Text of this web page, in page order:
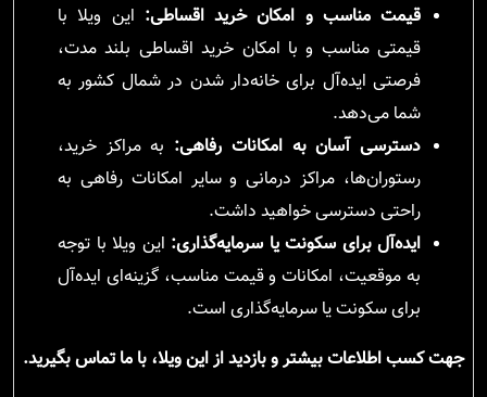
قیمت مناسب و امکان خرید اقساطی: این ویلا با
قیمتی مناسب و با امکان خرید اقساطی بلند مدت،
فرصتی ایده‌آل برای خانه‌دار شدن در شمال کشور به
شما می‌دهد.
دسترسی آسان به امکانات رفاهی: به مراکز خرید،
رستوران‌ها، مراکز درمانی و سایر امکانات رفاهی به
راحتی دسترسی خواهید داشت.
ایده‌آل برای سکونت یا سرمایه‌گذاری: این ویلا با توجه
به موقعیت، امکانات و قیمت مناسب، گزینه‌ای ایده‌آل
برای سکونت یا سرمایه‌گذاری است.
جهت کسب اطلاعات بیشتر و بازدید از این ویلا، با ما تماس بگیرید.